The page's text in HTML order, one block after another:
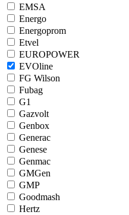
EMSA
Energo
Energoprom
Etvel
EUROPOWER
EVOline
FG Wilson
Fubag
G1
Gazvolt
Genbox
Generac
Genese
Genmac
GMGen
GMP
Goodmash
Hertz